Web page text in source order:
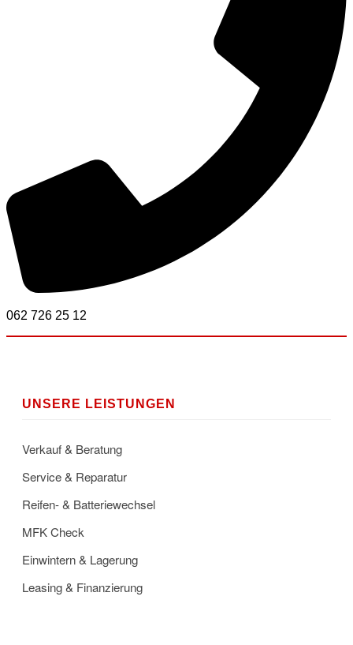
062 726 25 12
UNSERE LEISTUNGEN
Verkauf & Beratung
Service & Reparatur
Reifen- & Batteriewechsel
MFK Check
Einwintern & Lagerung
Leasing & Finanzierung